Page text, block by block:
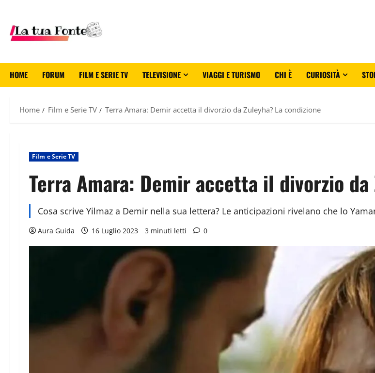
HOME FORUM FILM E SERIE TV TELEVISIONE VIAGGI E TURISMO CHI È CURIOSITÀ
Home Film e Serie TV Terra Amara: Demir accetta il divorzio da Zuleyha? La condizione
Film e Serie TV
Terra Amara: Demir accetta il divorzio da
Cosa scrive Yilmaz a Demir nella sua lettera? Le anticipazioni rivelano che lo
Aura Guida 16 Luglio 2023 3 minuti letti 0